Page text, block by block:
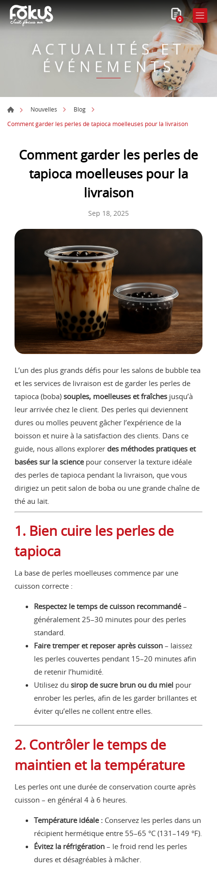
0
ACTUALITÉS ET
ÉVÉNEMENTS
Nouvelles
Blog
Comment garder les perles de tapioca moelleuses pour la livraison
Comment garder les perles de
tapioca moelleuses pour la
livraison
Sep 18, 2025
L’un des plus grands défis pour les salons de bubble tea
et les services de livraison est de garder les perles de
tapioca (boba) souples, moelleuses et fraîches jusqu’à
leur arrivée chez le client. Des perles qui deviennent
dures ou molles peuvent gâcher l’expérience de la
boisson et nuire à la satisfaction des clients. Dans ce
guide, nous allons explorer des méthodes pratiques et
basées sur la sciencepour conserver la texture idéale
des perles de tapioca pendant la livraison, que vous
dirigiez un petit salon de boba ou une grande chaîne de
thé au lait.
1. Bien cuire les perles de
tapioca
La base de perles moelleuses commence par une
cuisson correcte :
Respectez le temps de cuisson recommandé–
généralement 25–30 minutes pour des perles
standard.
Faire tremper et reposer après cuisson – laissez
les perles couvertes pendant 15–20 minutes afin
de retenir l’humidité.
Utilisez du sirop de sucre brun ou du miel pour
enrober les perles, afin de les garder brillantes et
éviter qu’elles ne collent entre elles.
2. Contrôler le temps de
maintien et la température
Les perles ont une durée de conservation courte après
cuisson – en général 4 à 6 heures.
Température idéale : Conservez les perles dans un
récipient hermétique entre 55–65 °C (131–149 °F).
Évitez la réfrigération – le froid rend les perles
dures et désagréables à mâcher.